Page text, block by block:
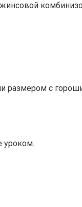
размером с
уроком.